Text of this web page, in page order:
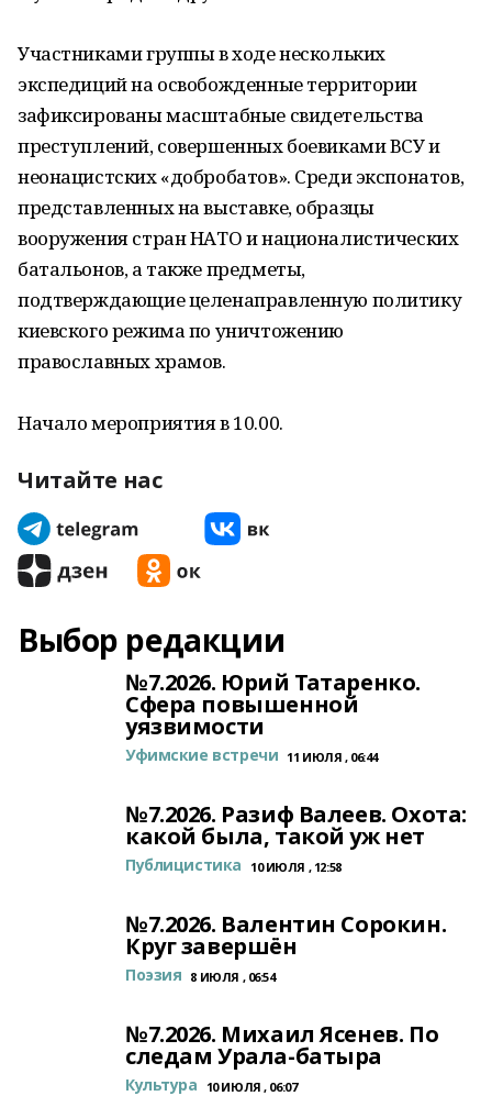
Участниками группы в ходе нескольких
экспедиций на освобожденные территории
зафиксированы масштабные свидетельства
преступлений, совершенных боевиками ВСУ и
неонацистских «добробатов». Среди экспонатов,
представленных на выставке, образцы
вооружения стран НАТО и националистических
батальонов, а также предметы,
подтверждающие целенаправленную политику
киевского режима по уничтожению
православных храмов.
Начало мероприятия в 10.00.
Читайте нас
Выбор редакции
№7.2026. Юрий Татаренко.
Сфера повышенной
уязвимости
Уфимские встречи 11 ИЮЛЯ , 06:44
№7.2026. Разиф Валеев. Охота:
какой была, такой уж нет
Публицистика 10 ИЮЛЯ , 12:58
№7.2026. Валентин Сорокин.
Круг завершён
Поэзия 8 ИЮЛЯ , 06:54
№7.2026. Михаил Ясенев. По
следам Урала-батыра
Культура 10 ИЮЛЯ , 06:07